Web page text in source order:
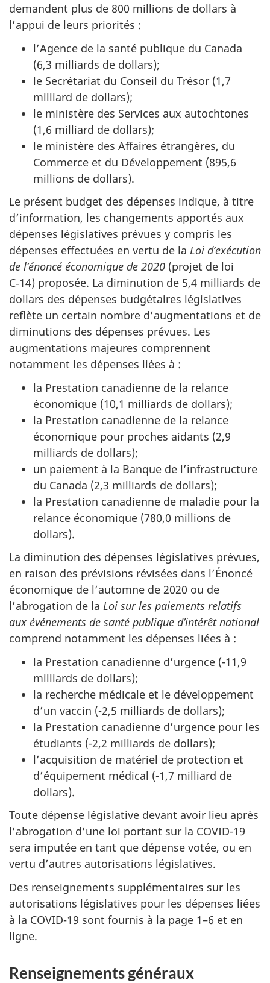
demandent plus de 800 millions de dollars à
l’appui de leurs priorités :
l’Agence de la santé publique du Canada
(6,3 milliards de dollars);
le Secrétariat du Conseil du Trésor (1,7
milliard de dollars);
le ministère des Services aux autochtones
(1,6 milliard de dollars);
le ministère des Affaires étrangères, du
Commerce et du Développement (895,6
millions de dollars).
Le présent budget des dépenses indique, à titre
d’information, les changements apportés aux
dépenses législatives prévues y compris les
dépenses effectuées en vertu de la Loi d’exécution
de l’énoncé économique de 2020 (projet de loi
C‑14) proposée. La diminution de 5,4 milliards de
dollars des dépenses budgétaires législatives
reflète un certain nombre d’augmentations et de
diminutions des dépenses prévues. Les
augmentations majeures comprennent
notamment les dépenses liées à :
la Prestation canadienne de la relance
économique (10,1 milliards de dollars);
la Prestation canadienne de la relance
économique pour proches aidants (2,9
milliards de dollars);
un paiement à la Banque de l’infrastructure
du Canada (2,3 milliards de dollars);
la Prestation canadienne de maladie pour la
relance économique (780,0 millions de
dollars).
La diminution des dépenses législatives prévues,
en raison des prévisions révisées dans l’Énoncé
économique de l’automne de 2020 ou de
l’abrogation de la Loi sur les paiements relatifs
aux événements de santé publique d’intérêt national
comprend notamment les dépenses liées à :
la Prestation canadienne d’urgence (-11,9
milliards de dollars);
la recherche médicale et le développement
d’un vaccin (-2,5 milliards de dollars);
la Prestation canadienne d’urgence pour les
étudiants (-2,2 milliards de dollars);
l’acquisition de matériel de protection et
d’équipement médical (-1,7 milliard de
dollars).
Toute dépense législative devant avoir lieu après
l’abrogation d’une loi portant sur la COVID-19
sera imputée en tant que dépense votée, ou en
vertu d’autres autorisations législatives.
Des renseignements supplémentaires sur les
autorisations législatives pour les dépenses liées
à la COVID-19 sont fournis à la page 1–6 et en
ligne.
Renseignements généraux